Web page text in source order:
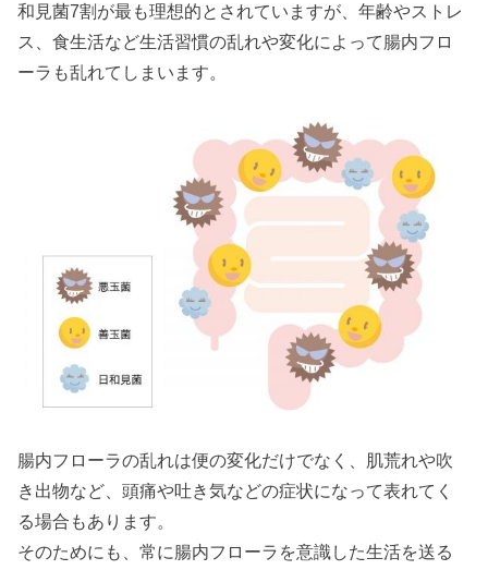
和見菌7割が最も理想的とされていますが、年齢やストレ
ス、食生活など生活習慣の乱れや変化によって腸内フロ
ーラも乱れてしまいます。
腸内フローラの乱れは便の変化だけでなく、肌荒れや吹
き出物など、頭痛や吐き気などの症状になって表れてく
る場合もあります。
そのためにも、常に腸内フローラを意識した生活を送る